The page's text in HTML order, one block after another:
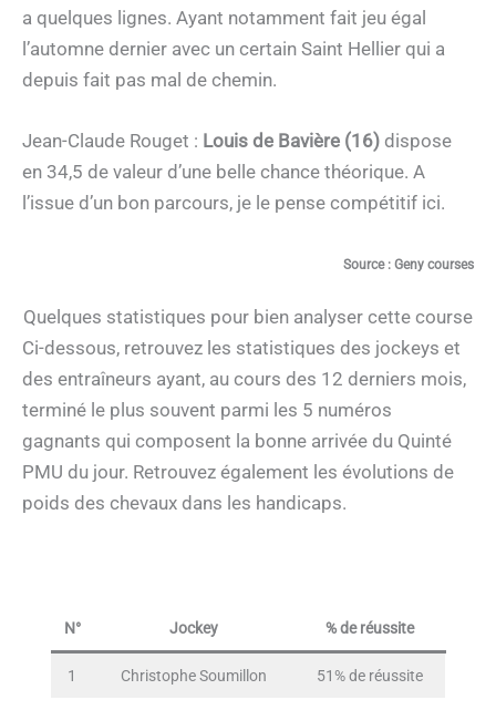
a quelques lignes. Ayant notamment fait jeu égal
l’automne dernier avec un certain Saint Hellier qui a
depuis fait pas mal de chemin.
Jean-Claude Rouget : Louis de Bavière (16) dispose
en 34,5 de valeur d’une belle chance théorique. A
l’issue d’un bon parcours, je le pense compétitif ici.
Source : Geny courses
Quelques statistiques pour bien analyser cette course
Ci-dessous, retrouvez les statistiques des jockeys et
des entraîneurs ayant, au cours des 12 derniers mois,
terminé le plus souvent parmi les 5 numéros
gagnants qui composent la bonne arrivée du Quinté
PMU du jour. Retrouvez également les évolutions de
poids des chevaux dans les handicaps.
N° Jockey % de réussite
1 Christophe Soumillon 51% de réussite